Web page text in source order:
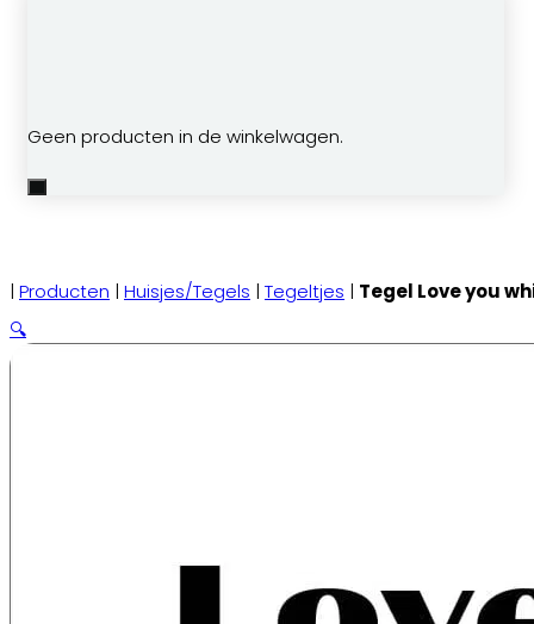
Geen producten in de winkelwagen.
| Producten | Huisjes/Tegels | Tegeltjes | Tegel Love you
🔍